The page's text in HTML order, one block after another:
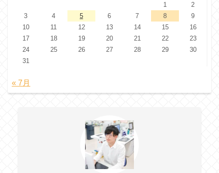
1
2
3
4 5 6 7 8
9
10
11 12 13 14 15
16
17
18 19 20 21 22
23
24
25 26 27 28 29
30
31
« 7月